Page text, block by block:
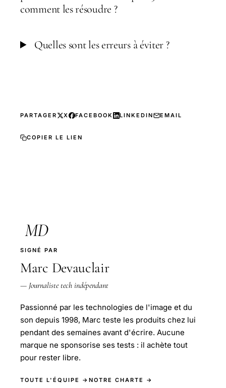
comment les résoudre ?
Quelles sont les erreurs à éviter ?
PARTAGER X FACEBOOK LINKEDIN EMAIL
COPIER LE LIEN
MD
SIGNÉ PAR
Marc Devauclair
— Journaliste tech indépendant
Passionné par les technologies de l'image et du
son depuis 1998, Marc teste les produits chez lui
pendant des semaines avant d'écrire. Aucune
marque ne sponsorise ses tests : il achète tout
pour rester libre.
TOUTE L'ÉQUIPE → NOTRE CHARTE →